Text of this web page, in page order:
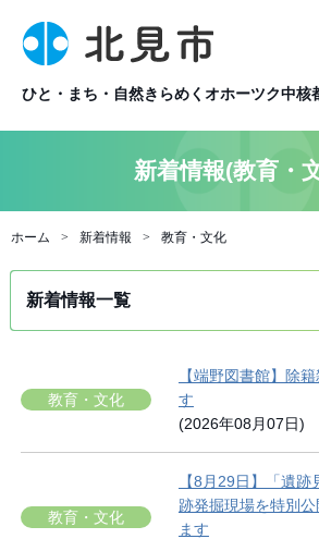
ひと・まち・自然きらめくオホーツク中核
新着情報(教育・
ホーム 新着情報 教育・文化
新着情報一覧
教育・文化
【端野図書館】除
す
(2026年08月07日)
教育・文化
【8月29日】「遺
跡発掘現場を特別
ます